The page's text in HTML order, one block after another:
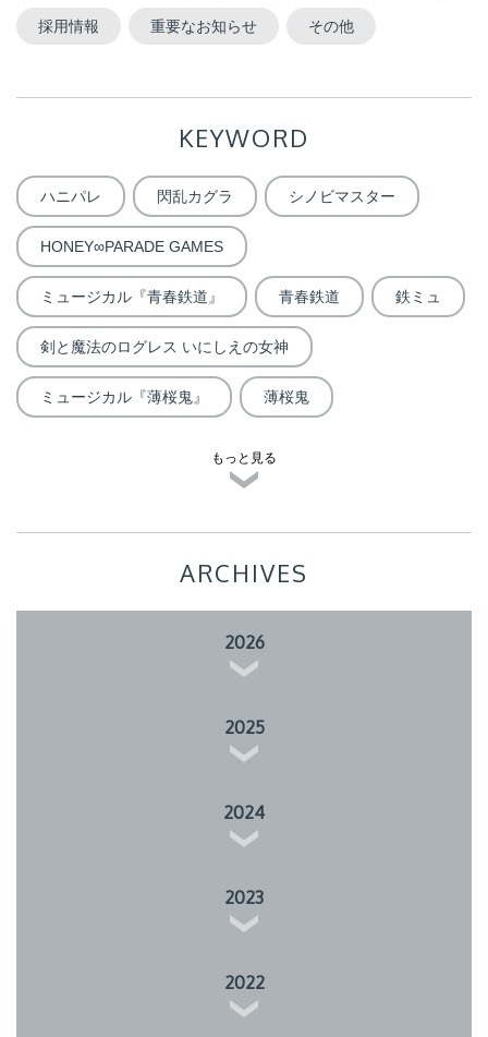
採用情報 重要なお知らせ その他
KEYWORD
ハニパレ 閃乱カグラ シノビマスター
HONEY∞PARADE GAMES
ミュージカル『青春鉄道』 青春鉄道 鉄ミュ
剣と魔法のログレス いにしえの女神
ミュージカル『薄桜鬼』 薄桜鬼
もっと見る
ARCHIVES
2026
2025
2024
2023
2022